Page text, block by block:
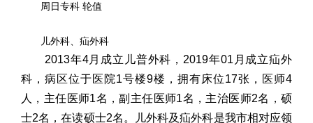
周日专科 轮值
儿外科、疝外科
2013年4月成立儿普外科，2019年01月成立疝外
科，病区位于医院1号楼9楼，拥有床位17张，医师4
人，主任医师1名，副主任医师1名，主治医师2名，硕
士2名，在读硕士2名。儿外科及疝外科是我市相对应领